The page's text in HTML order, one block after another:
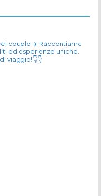
couple ✈️ Raccontiamo
ed esperienze uniche.
viaggio!👇👇